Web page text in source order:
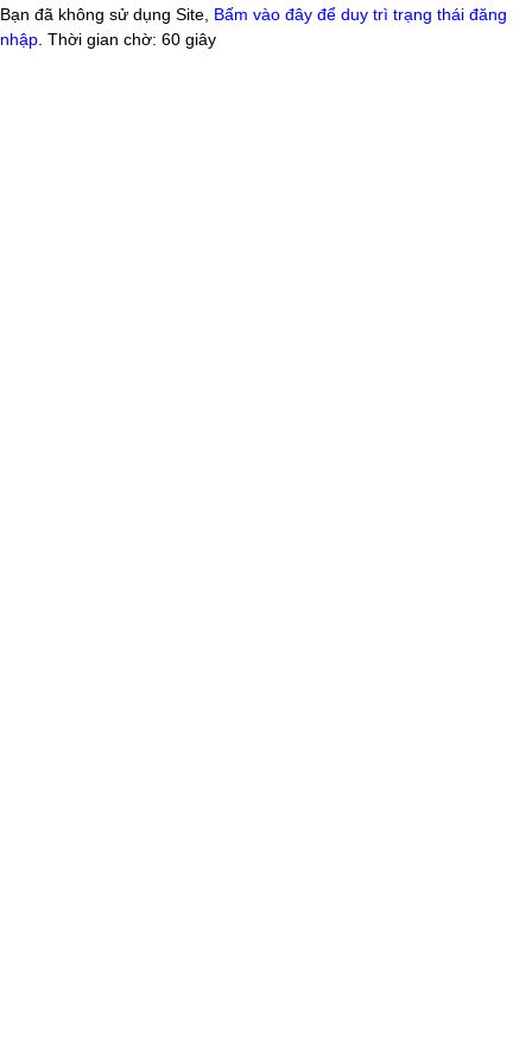
Bạn đã không sử dụng Site, Bấm vào đây để duy trì trạng thái đăng
nhập . Thời gian chờ: 60 giây